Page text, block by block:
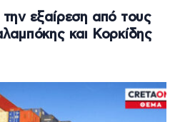
εξαίρεση από τους
και Κορκίδης